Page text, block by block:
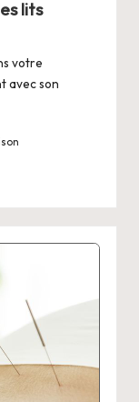
lits
votre
avec son